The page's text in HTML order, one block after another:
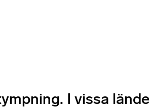
I vissa